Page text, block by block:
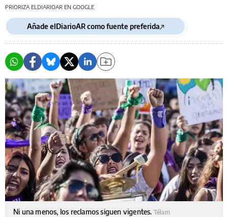
PRIORIZA ELDIARIOAR EN GOOGLE
Añade elDiarioAR como fuente preferida
Ni una menos, los reclamos siguen vigentes. Télam